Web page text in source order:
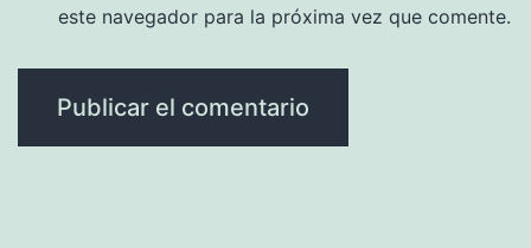
este navegador para la próxima vez que comente.